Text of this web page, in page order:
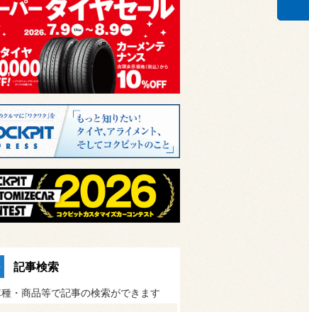
記事検索
・商品等で記事の検索ができます